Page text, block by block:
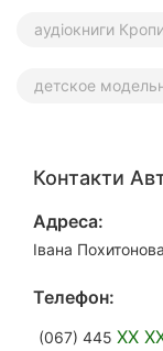
аудіокниги
детское
Контакти
Адреса:
Івана
Телефон:
(067) 445 XX